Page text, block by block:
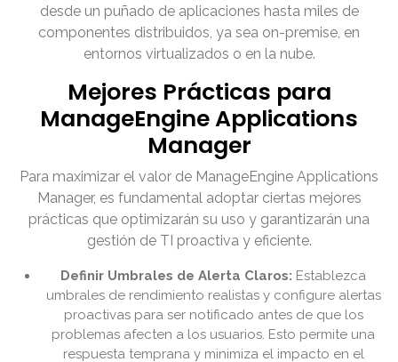
desde un puñado de aplicaciones hasta miles de
componentes distribuidos, ya sea on-premise, en
entornos virtualizados o en la nube.
Mejores Prácticas para
ManageEngine Applications
Manager
Para maximizar el valor de ManageEngine Applications
Manager, es fundamental adoptar ciertas mejores
prácticas que optimizarán su uso y garantizarán una
gestión de TI proactiva y eficiente.
Definir Umbrales de Alerta Claros: Establezca
umbrales de rendimiento realistas y configure alertas
proactivas para ser notificado antes de que los
problemas afecten a los usuarios. Esto permite una
respuesta temprana y minimiza el impacto en el